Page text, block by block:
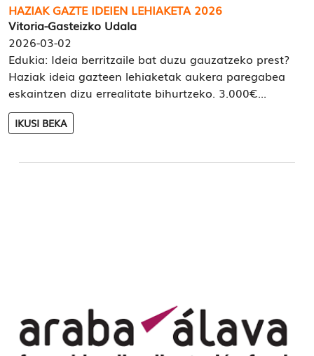
HAZIAK GAZTE IDEIEN LEHIAKETA 2026
Vitoria-Gasteizko Udala
2026-03-02
Edukia: Ideia berritzaile bat duzu gauzatzeko prest?
Haziak ideia gazteen lehiaketak aukera paregabea
eskaintzen dizu errealitate bihurtzeko. 3.000€...
IKUSI BEKA